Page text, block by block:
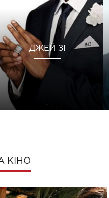
ДЖЕЙ ЗІ
КІНО